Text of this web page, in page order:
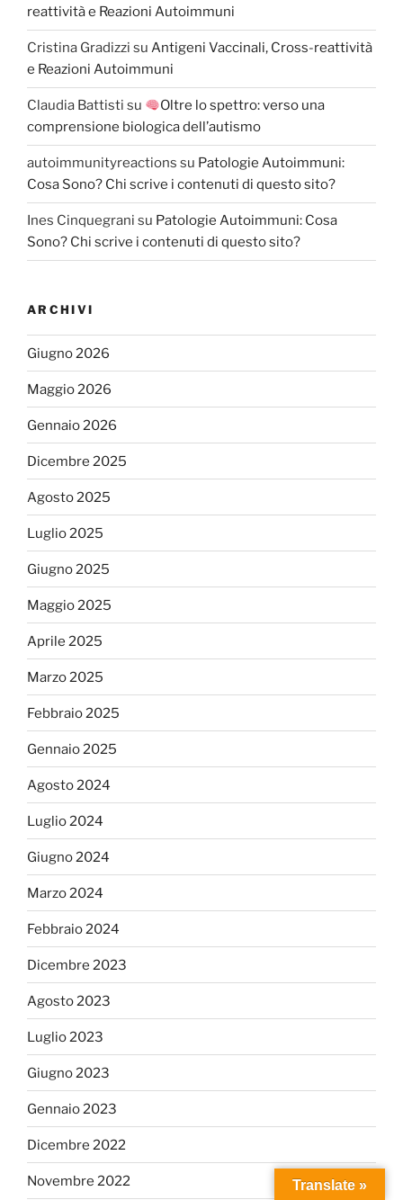
reattività e Reazioni Autoimmuni
Cristina Gradizzi su Antigeni Vaccinali, Cross-reattività
e Reazioni Autoimmuni
Claudia Battisti su
Oltre lo spettro: verso una
comprensione biologica dell’autismo
autoimmunityreactions su Patologie Autoimmuni:
Cosa Sono? Chi scrive i contenuti di questo sito?
Ines Cinquegrani su Patologie Autoimmuni: Cosa
Sono? Chi scrive i contenuti di questo sito?
ARCHIVI
Giugno 2026
Maggio 2026
Gennaio 2026
Dicembre 2025
Agosto 2025
Luglio 2025
Giugno 2025
Maggio 2025
Aprile 2025
Marzo 2025
Febbraio 2025
Gennaio 2025
Agosto 2024
Luglio 2024
Giugno 2024
Marzo 2024
Febbraio 2024
Dicembre 2023
Agosto 2023
Luglio 2023
Giugno 2023
Gennaio 2023
Dicembre 2022
Novembre 2022 Translate »